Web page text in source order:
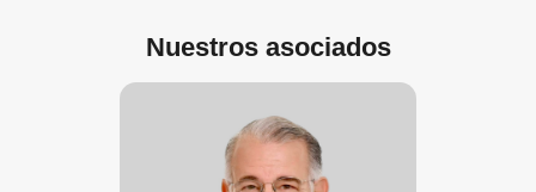
Nuestros asociados